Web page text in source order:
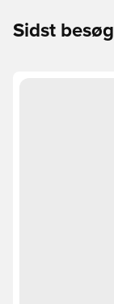
Sidst